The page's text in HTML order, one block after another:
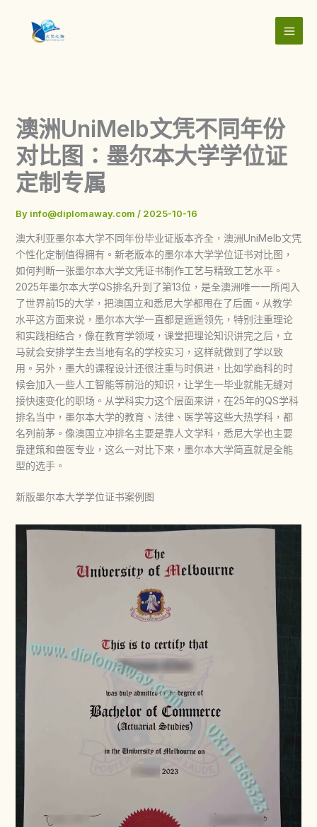
content
澳洲UniMelb文凭不同年份
对比图：墨尔本大学学位证
定制专属
By info@diplomaway.com / 2025-10-16
澳大利亚墨尔本大学不同年份毕业证版本齐全，澳洲UniMelb文凭
个性化定制值得拥有。新老版本的墨尔本大学学位证书对比图，
如何判断一张墨尔本大学文凭证书制作工艺与精致工艺水平。
2025年墨尔本大学QS排名升到了第13位，是全澳洲唯一一所闯入
了世界前15的大学，把澳国立和悉尼大学都甩在了后面。从教学
水平这方面来说，墨尔本大学一直都是遥遥领先，特别注重理论
和实践相结合，像在教育学领域，课堂把理论知识讲完之后，立
马就会安排学生去当地有名的学校实习，这样就做到了学以致
用。另外，墨大的课程设计还很注重与时俱进，比如学商科的时
候会加入一些人工智能等前沿的知识，让学生一毕业就能无缝对
接快速变化的职场。从学科实力这个层面来讲，在25年的QS学科
排名当中，墨尔本大学的教育、法律、医学等这些大热学科，都
名列前茅。像澳国立冲排名主要是靠人文学科，悉尼大学也主要
靠建筑和兽医专业，这么一对比下来，墨尔本大学简直就是全能
型的选手。
新版墨尔本大学学位证书案例图